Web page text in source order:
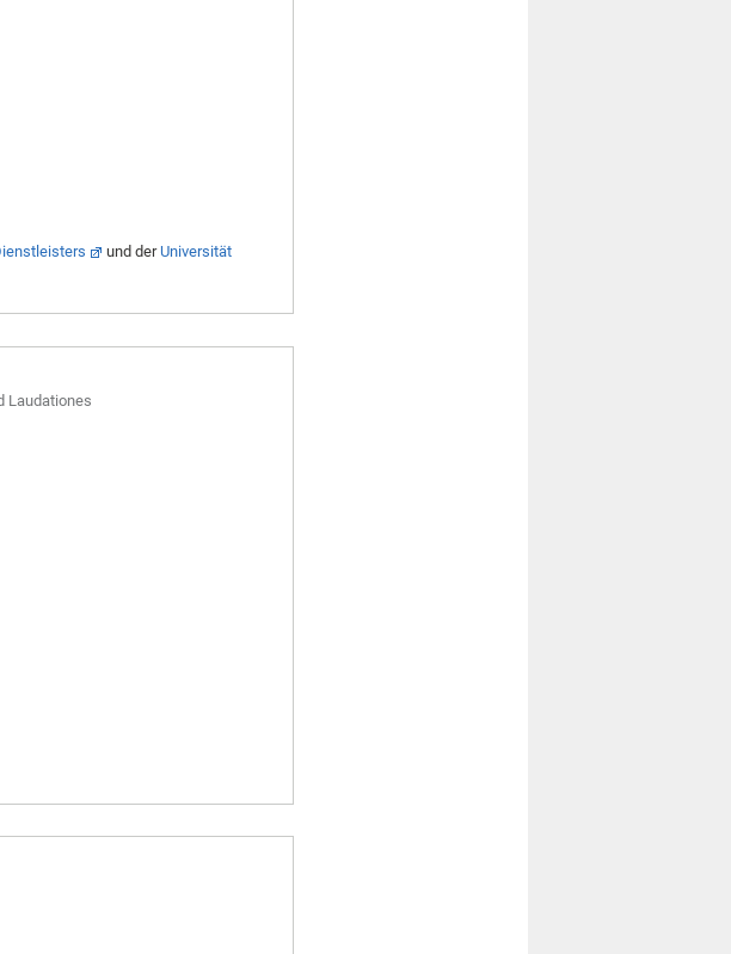
und derUniversität
Laudationes